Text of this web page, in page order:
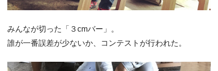
みんなが切った「３cmバー」。
誰が一番誤差が少ないか、コンテストが行われた。